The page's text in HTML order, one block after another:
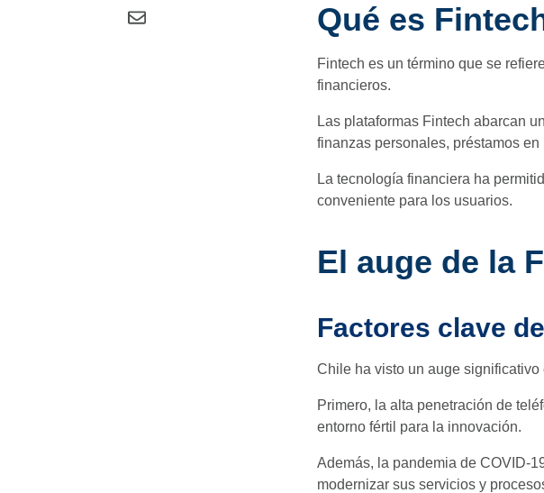
Qué es
Fintech es un término que se
financieros.
Las plataformas Fintech abarcan
finanzas personales, préstamos
La tecnología financiera ha
conveniente para los usuarios.
El auge de la
Factores clave
Chile ha visto un auge
Primero, la alta penetración de
entorno fértil para la innovación.
Además, la pandemia de COVID-
modernizar sus servicios y